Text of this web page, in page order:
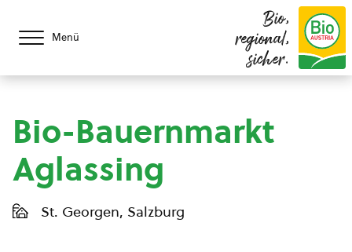
Menü
Bio,
regional,
sicher.
Bio-Bauernmarkt
Aglassing
St. Georgen, Salzburg